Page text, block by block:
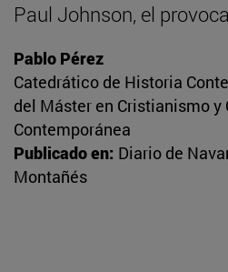
Paul Johnson, el
Pablo Pérez
Catedrático de Historia
del Máster en Cristianismo y
Contemporánea
Publicado en: Diario de
Montañés